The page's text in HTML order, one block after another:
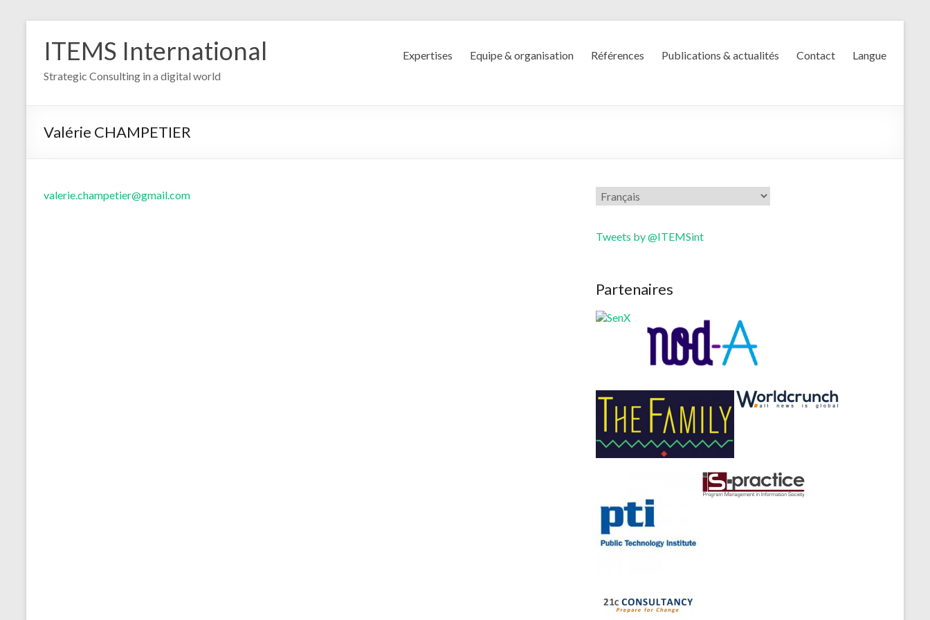
ITEMS International
Strategic Consulting in a digital world
Expertises Equipe & organisation Références Publications & actualités Contact Langue
Valérie CHAMPETIER
valerie.champetier@gmail.com
Tweets by @ITEMSint
Partenaires